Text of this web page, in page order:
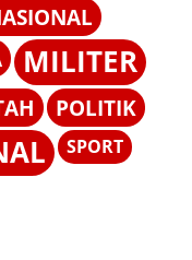
MILITER
POLITIK
SPORT